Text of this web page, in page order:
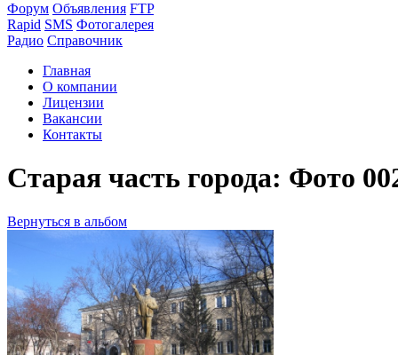
Форум Объявления FTP
Rapid SMS Фотогалерея
Радио Справочник
Главная
О компании
Лицензии
Вакансии
Контакты
Старая часть города: Фото
Вернуться в альбом